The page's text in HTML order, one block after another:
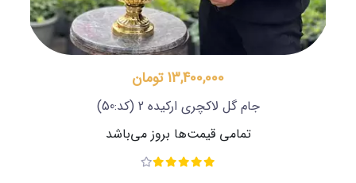
13,400,000 تومان
جام گل لاکچری ارکیده 2
(کد:50)
تمامی قیمت‌ها بروز می‌باشد